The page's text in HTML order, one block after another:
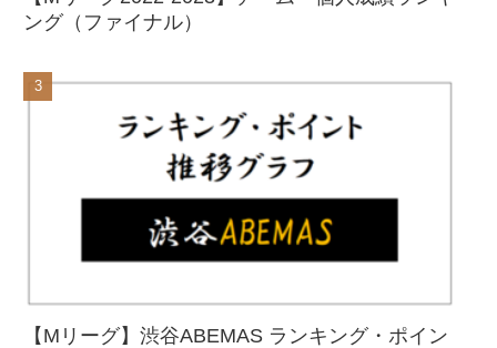
ング（ファイナル）
【Mリーグ】渋谷ABEMAS ランキング・ポイン